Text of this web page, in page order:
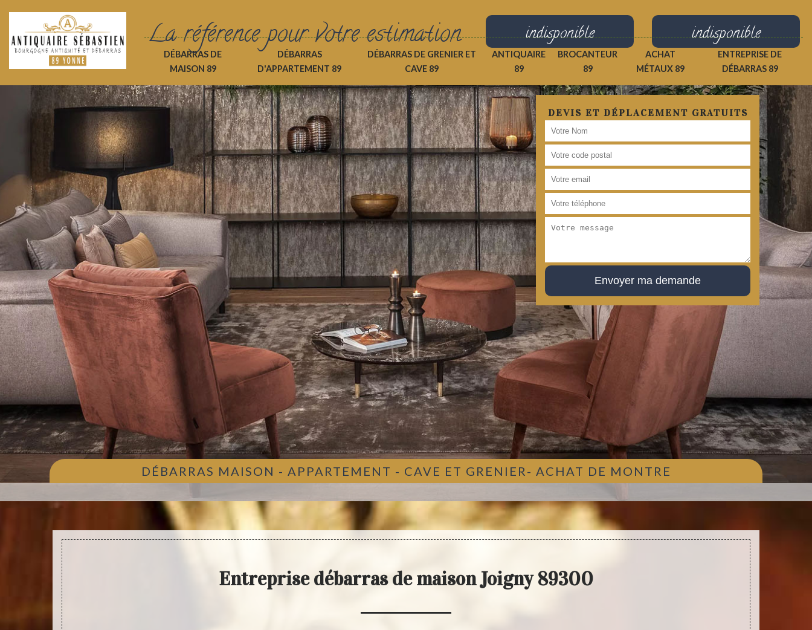
La référence pour votre estimation indisponible indisponible
DÉBARRAS DE
MAISON 89
DÉBARRAS
D'APPARTEMENT 89
DÉBARRAS DE GRENIER ET
CAVE 89
ANTIQUAIRE
89
BROCANTEUR
89
ACHAT
MÉTAUX 89
ENTREPRISE DE
DÉBARRAS 89
DEVIS ET DÉPLACEMENT GRATUITS
DÉBARRAS MAISON - APPARTEMENT - CAVE ET GRENIER- ACHAT DE MONTRE
Entreprise débarras de maison Joigny 89300